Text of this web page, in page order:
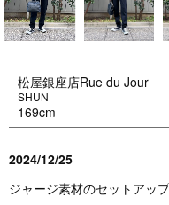
松屋銀座店Rue du Jour
SHUN
169cm
2024/12/25
ジャージ素材のセットアッ